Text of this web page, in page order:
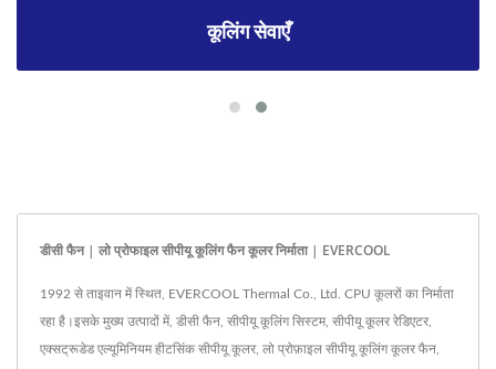
कूलिंग सेवाएँ
डीसी फैन | लो प्रोफाइल सीपीयू कूलिंग फैन कूलर निर्माता | EVERCOOL
1992 से ताइवान में स्थित, EVERCOOL Thermal Co., Ltd. CPU कूलरों का निर्माता
रहा है।इसके मुख्य उत्पादों में, डीसी फैन, सीपीयू कूलिंग सिस्टम, सीपीयू कूलर रेडिएटर,
एक्सट्रूडेड एल्यूमिनियम हीटसिंक सीपीयू कूलर, लो प्रोफ़ाइल सीपीयू कूलिंग कूलर फैन,